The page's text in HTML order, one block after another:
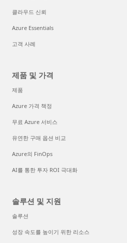
클라우드 신뢰
Azure Essentials
고객 사례
제품 및 가격
제품
Azure 가격 책정
무료 Azure 서비스
유연한 구매 옵션 비교
Azure의 FinOps
AI를 통한 투자 ROI 극대화
솔루션 및 지원
솔루션
성장 속도를 높이기 위한 리소스